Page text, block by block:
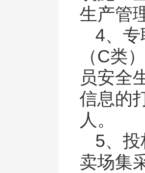
生产管
4、
（C类
员安全
信息的
人。
5、
卖场集